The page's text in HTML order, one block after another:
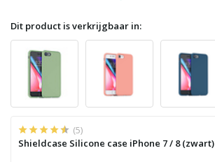
Dit product is verkrijgbaar in:
(5)
Shieldcase Silicone case iPhone 7 / 8 (zwart)